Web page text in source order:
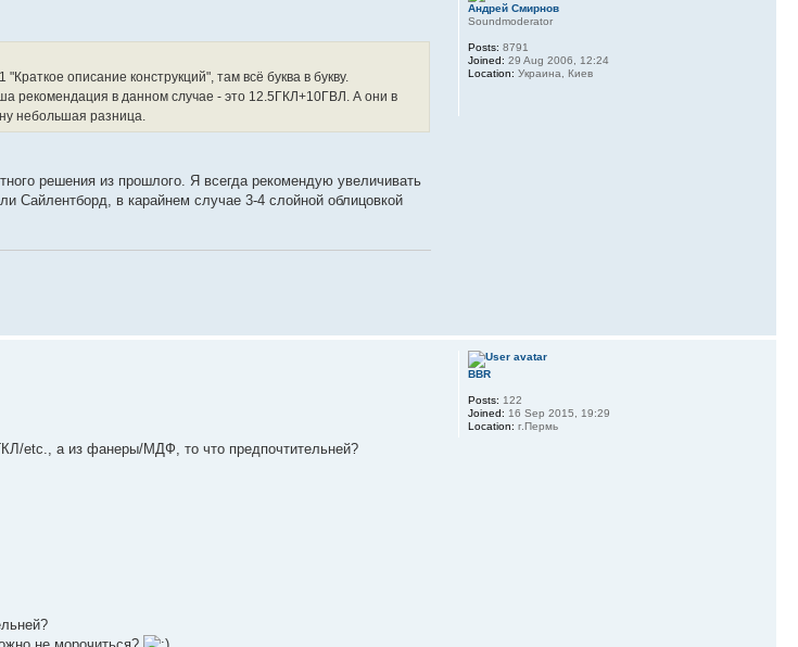
описание конструкций", там всё буква в букву.
рекомендация в данном случае - это 12.5ГКЛ+10ГВЛ. А они в
небольшая разница.
решения из прошлого. Я всегда рекомендую увеличивать
Сайлентборд, в карайнем случае 3-4 слойной облицовкой
Андрей Смирнов
Soundmoderator
Posts: 8791
Joined: 29 Aug 2006, 12:24
Location: Украина, Киев
etc., а из фанеры/МДФ, то что предпочтительней?
BBR
Posts: 122
Joined: 16 Sep 2015, 19:29
Location: г.Пермь